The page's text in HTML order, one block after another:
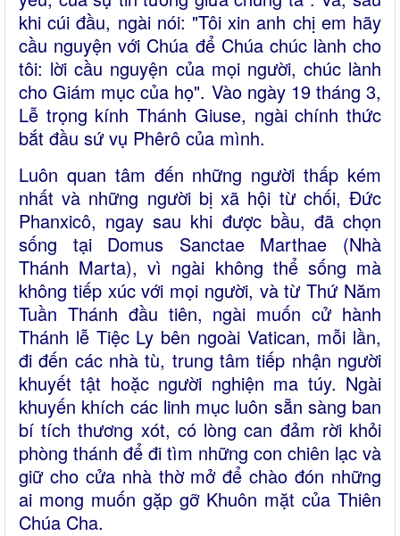
khi cúi đầu, ngài nói: "Tôi xin anh chị em hãy
cầu nguyện với Chúa để Chúa chúc lành cho
tôi: lời cầu nguyện của mọi người, chúc lành
cho Giám mục của họ". Vào ngày 19 tháng 3,
Lễ trọng kính Thánh Giuse, ngài chính thức
bắt đầu sứ vụ Phêrô của mình.
Luôn quan tâm đến những người thấp kém
nhất và những người bị xã hội từ chối, Đức
Phanxicô, ngay sau khi được bầu, đã chọn
sống tại Domus Sanctae Marthae (Nhà
Thánh Marta), vì ngài không thể sống mà
không tiếp xúc với mọi người, và từ Thứ Năm
Tuần Thánh đầu tiên, ngài muốn cử hành
Thánh lễ Tiệc Ly bên ngoài Vatican, mỗi lần,
đi đến các nhà tù, trung tâm tiếp nhận người
khuyết tật hoặc người nghiện ma túy. Ngài
khuyến khích các linh mục luôn sẵn sàng ban
bí tích thương xót, có lòng can đảm rời khỏi
phòng thánh để đi tìm những con chiên lạc và
giữ cho cửa nhà thờ mở để chào đón những
ai mong muốn gặp gỡ Khuôn mặt của Thiên
Chúa Cha.